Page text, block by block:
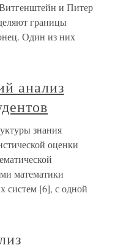
и Питер
границы
Один из них
анализ
знания
оценки
математики
систем [6], с одной